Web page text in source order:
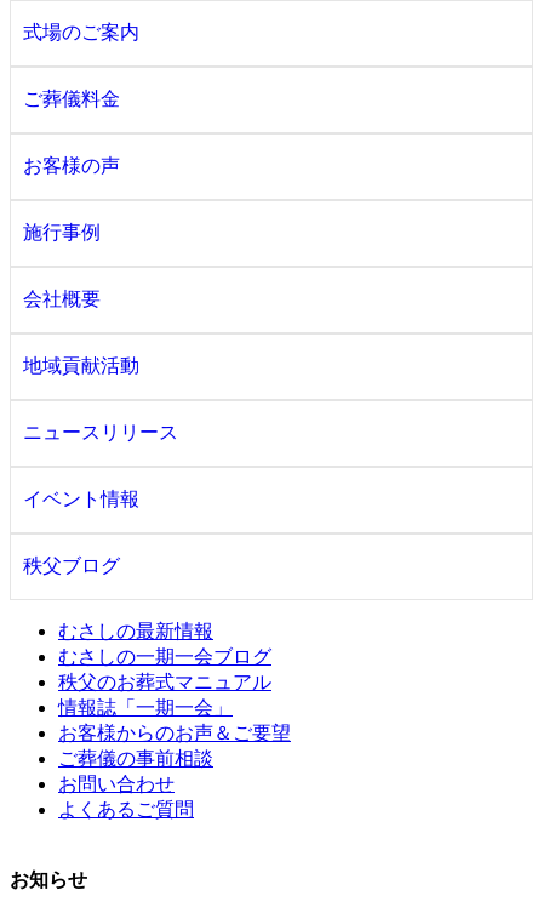
式場のご案内
ご葬儀料金
お客様の声
施行事例
会社概要
地域貢献活動
ニュースリリース
イベント情報
秩父ブログ
むさしの最新情報
むさしの一期一会ブログ
秩父のお葬式マニュアル
情報誌「一期一会」
お客様からのお声＆ご要望
ご葬儀の事前相談
お問い合わせ
よくあるご質問
お知らせ